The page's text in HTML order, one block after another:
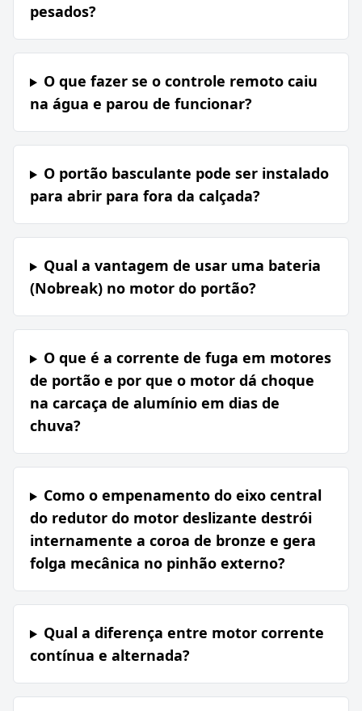
pesados?
O que fazer se o controle remoto caiu
na água e parou de funcionar?
O portão basculante pode ser instalado
para abrir para fora da calçada?
Qual a vantagem de usar uma bateria
(Nobreak) no motor do portão?
O que é a corrente de fuga em motores
de portão e por que o motor dá choque
na carcaça de alumínio em dias de
chuva?
Como o empenamento do eixo central
do redutor do motor deslizante destrói
internamente a coroa de bronze e gera
folga mecânica no pinhão externo?
Qual a diferença entre motor corrente
contínua e alternada?